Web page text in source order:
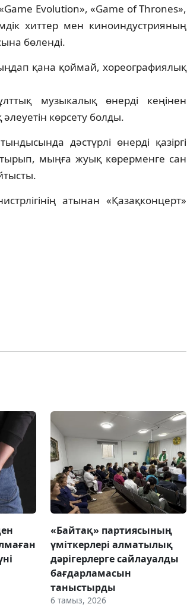
Evolution», «Game of Thrones»,
хиттер мен киноиндустрияның
бөленді.
қана қоймай, хореографиялық
музыкалық өнерді кеңінен
көрсету болды.
дәстүрлі өнерді қазіргі
мыңға жуық көрерменге сан
атынан «Қазақконцерт»
«Байтақ» партиясының
үміткерлері алматылық
дәрігерлерге сайлауалды
бағдарламасын
таныстырды
6 тамыз, 2026